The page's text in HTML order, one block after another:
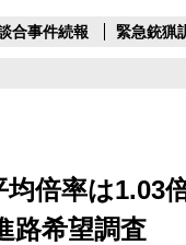
合事件続報 緊急銃猟
倍率は1.03
路希望調査